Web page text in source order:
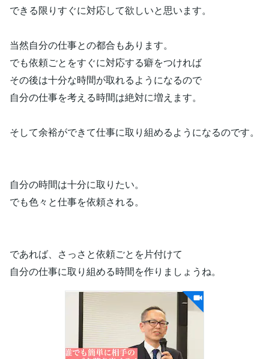
できる限りすぐに対応して欲しいと思います。
当然自分の仕事との都合もあります。
でも依頼ごとをすぐに対応する癖をつければ
その後は十分な時間が取れるようになるので
自分の仕事を考える時間は絶対に増えます。
そして余裕ができて仕事に取り組めるようになるのです。
自分の時間は十分に取りたい。
でも色々と仕事を依頼される。
であれば、さっさと依頼ごとを片付けて
自分の仕事に取り組める時間を作りましょうね。